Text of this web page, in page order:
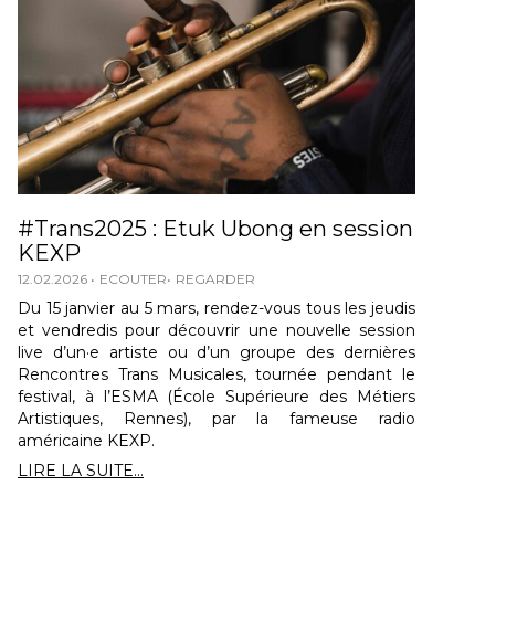
#Trans2025 : Etuk Ubong en session
KEXP
12.02.2026 ECOUTER REGARDER
Du 15 janvier au 5 mars, rendez-vous tous les jeudis
et vendredis pour découvrir une nouvelle session
live d’un·e artiste ou d’un groupe des dernières
Rencontres Trans Musicales, tournée pendant le
festival, à l’ESMA (École Supérieure des Métiers
Artistiques, Rennes), par la fameuse radio
américaine KEXP.
LIRE LA SUITE...